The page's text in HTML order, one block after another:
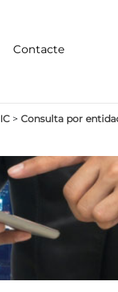
Contacte
> Consulta por